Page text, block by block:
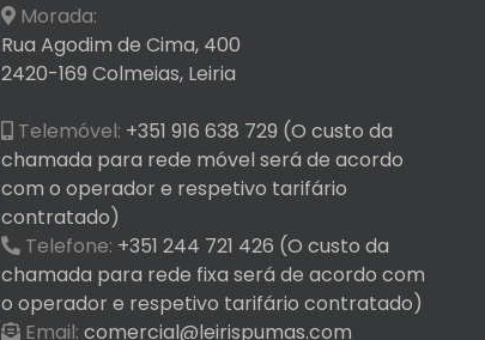
Morada:
Rua Agodim de Cima, 400
2420-169 Colmeias, Leiria
Telemóvel: +351 916 638 729 (O custo da
chamada para rede móvel será de acordo
com o operador e respetivo tarifário
contratado)
Telefone: +351 244 721 426 (O custo da
chamada para rede fixa será de acordo com
o operador e respetivo tarifário contratado)
Email: comercial@leirispumas.com